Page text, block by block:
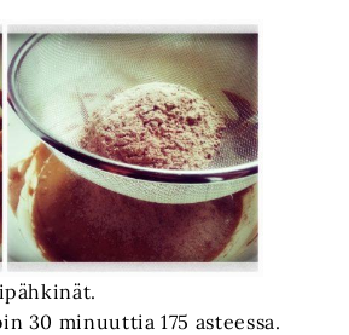
30 minuuttia 175 asteessa.